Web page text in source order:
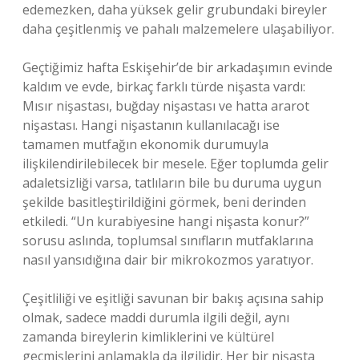
edemezken, daha yüksek gelir grubundaki bireyler
daha çeşitlenmiş ve pahalı malzemelere ulaşabiliyor.
Geçtiğimiz hafta Eskişehir’de bir arkadaşımın evinde
kaldım ve evde, birkaç farklı türde nişasta vardı:
Mısır nişastası, buğday nişastası ve hatta ararot
nişastası. Hangi nişastanın kullanılacağı ise
tamamen mutfağın ekonomik durumuyla
ilişkilendirilebilecek bir mesele. Eğer toplumda gelir
adaletsizliği varsa, tatlıların bile bu duruma uygun
şekilde basitleştirildiğini görmek, beni derinden
etkiledi. “Un kurabiyesine hangi nişasta konur?”
sorusu aslında, toplumsal sınıfların mutfaklarına
nasıl yansıdığına dair bir mikrokozmos yaratıyor.
Çeşitliliği ve eşitliği savunan bir bakış açısına sahip
olmak, sadece maddi durumla ilgili değil, aynı
zamanda bireylerin kimliklerini ve kültürel
geçmişlerini anlamakla da ilgilidir. Her bir nişasta